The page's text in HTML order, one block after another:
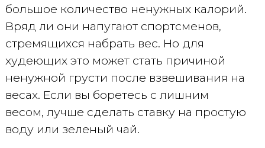
большое количество ненужных калорий.
Вряд ли они напугают спортсменов,
стремящихся набрать вес. Но для
худеющих это может стать причиной
ненужной грусти после взвешивания на
весах. Если вы боретесь с лишним
весом, лучше сделать ставку на простую
воду или зеленый чай.